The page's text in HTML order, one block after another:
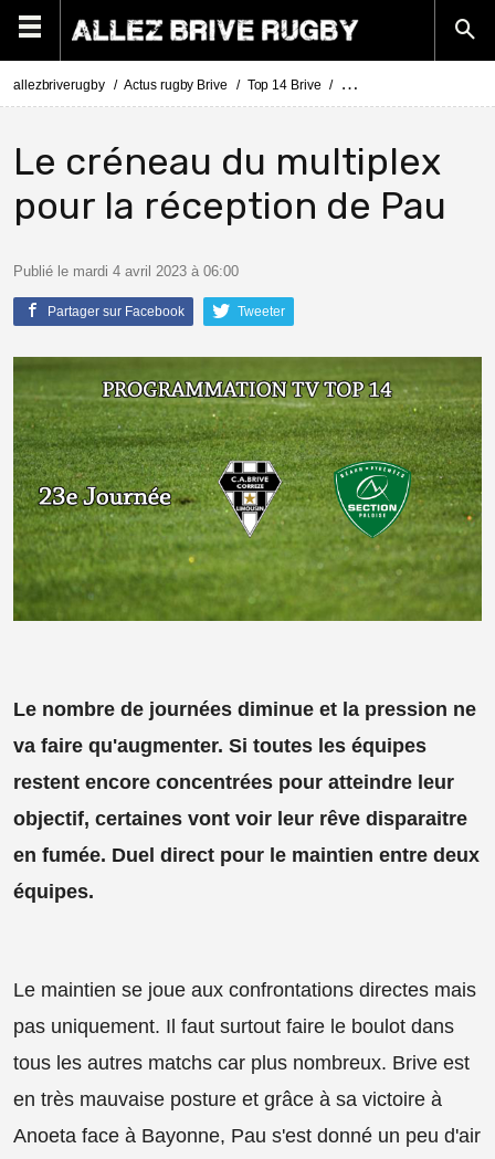
allezbriverugby Actus rugby Brive Top 14 Brive La programmation TV de
Le créneau du multiplex
pour la réception de Pau
Publié le mardi 4 avril 2023 à 06:00
Partager sur Facebook Tweeter
Le nombre de journées diminue et la pression ne
va faire qu'augmenter. Si toutes les équipes
restent encore concentrées pour atteindre leur
objectif, certaines vont voir leur rêve disparaitre
en fumée. Duel direct pour le maintien entre deux
équipes.
Le maintien se joue aux confrontations directes mais
pas uniquement. Il faut surtout faire le boulot dans
tous les autres matchs car plus nombreux. Brive est
en très mauvaise posture et grâce à sa victoire à
Anoeta face à Bayonne, Pau s'est donné un peu d'air